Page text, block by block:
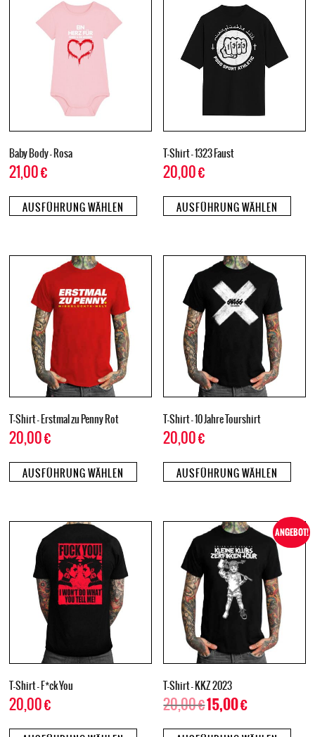
Baby Body – Rosa
21,00€
AUSFÜHRUNG WÄHLEN
T-Shirt – 1323 Faust
20,00€
AUSFÜHRUNG WÄHLEN
T-Shirt – Erstmal zu Penny Rot
20,00€
AUSFÜHRUNG WÄHLEN
T-Shirt – 10 Jahre Tourshirt
20,00€
AUSFÜHRUNG WÄHLEN
T-Shirt – F*ck You
20,00€
ANGEBOT!
T-Shirt – KKZ 2023
20,00€15,00€